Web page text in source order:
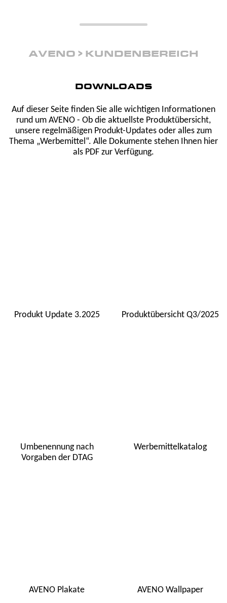
AVENO KUNDENBEREICH
DOWNLOADS
Auf dieser Seite finden Sie alle wichtigen Informationen
rund um AVENO - Ob die aktuellste Produktübersicht,
unsere regelmäßigen Produkt-Updates oder alles zum
Thema „Werbemittel“. Alle Dokumente stehen Ihnen hier
als PDF zur Verfügung.
Produkt Update 3.2025 Produktübersicht Q3/2025
Umbenennung nach
Vorgaben der DTAG
Werbemittelkatalog
AVENO Plakate AVENO Wallpaper